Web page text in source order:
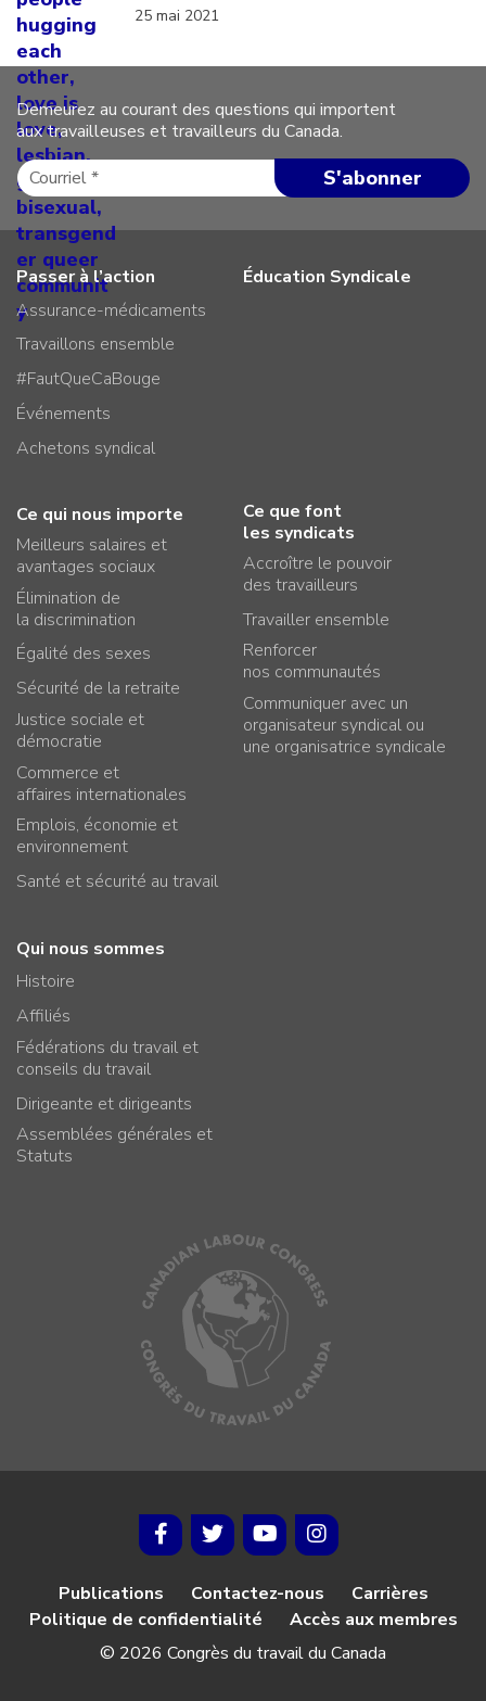
25 mai 2021
Demeurez au courant des questions qui importent
aux travailleuses et travailleurs du Canada.
Passer à l’action
Assurance-médicaments
Travaillons ensemble
#FautQueCaBouge
Événements
Achetons syndical
Éducation Syndicale
Ce qui nous importe
Meilleurs salaires et
avantages sociaux
Élimination de
la discrimination
Égalité des sexes
Sécurité de la retraite
Justice sociale et
démocratie
Commerce et
affaires internationales
Emplois, économie et
environnement
Santé et sécurité au travail
Ce que font
les syndicats
Accroître le pouvoir
des travailleurs
Travailler ensemble
Renforcer
nos communautés
Communiquer avec un
organisateur syndical ou
une organisatrice syndicale
Qui nous sommes
Histoire
Affiliés
Fédérations du travail et
conseils du travail
Dirigeante et dirigeants
Assemblées générales et
Statuts
Publications Contactez-nous
Carrières
Politique de confidentialité
Accès aux membres
© 2026 Congrès du travail du Canada